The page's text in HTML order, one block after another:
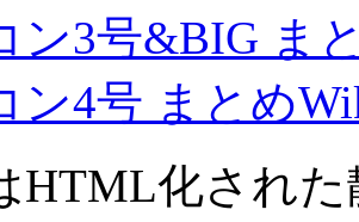
ン3号&BIG ま
ン4号 まとめ
HTML化され